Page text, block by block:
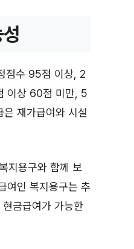
점수 95점 이상, 2
이상 60점 미만, 5
재가급여와 시설
지용구와 함께 보
여인 복지용구는 추
금급여가 가능한